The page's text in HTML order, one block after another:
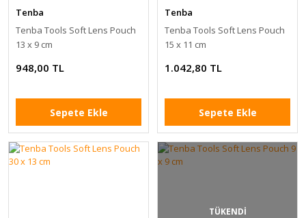
Tenba
Tenba Tools Soft Lens Pouch
13 x 9 cm
948,00 TL
Sepete Ekle
Tenba
Tenba Tools Soft Lens Pouch
15 x 11 cm
1.042,80 TL
Sepete Ekle
TÜKENDİ